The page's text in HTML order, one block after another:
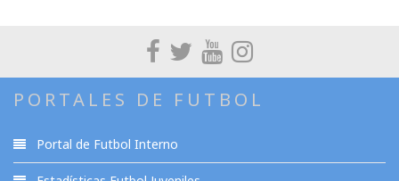
PORTALES DE FUTBOL
Portal de Futbol Interno